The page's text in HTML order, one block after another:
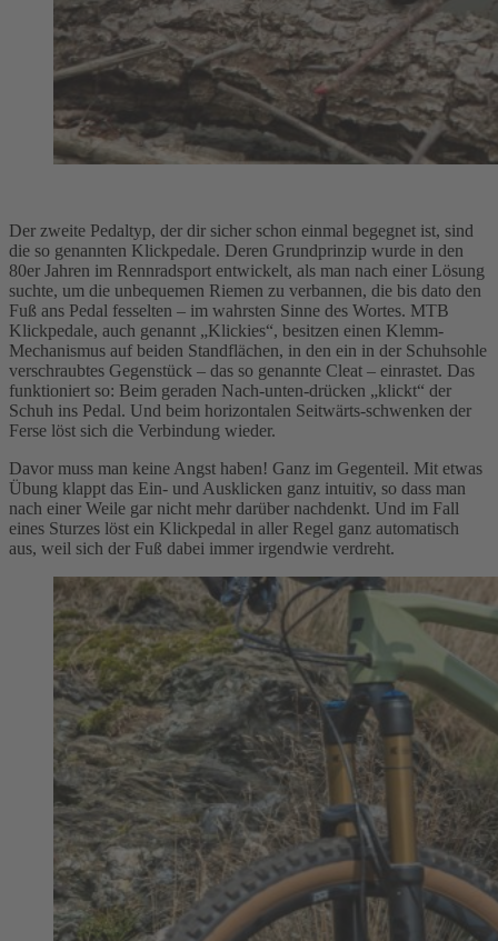
Der zweite Pedaltyp, der dir sicher schon einmal begegnet ist, sind
die so genannten Klickpedale. Deren Grundprinzip wurde in den
80er Jahren im Rennradsport entwickelt, als man nach einer Lösung
suchte, um die unbequemen Riemen zu verbannen, die bis dato den
Fuß ans Pedal fesselten – im wahrsten Sinne des Wortes. MTB
Klickpedale, auch genannt „Klickies“, besitzen einen Klemm-
Mechanismus auf beiden Standflächen, in den ein in der Schuhsohle
verschraubtes Gegenstück – das so genannte Cleat – einrastet. Das
funktioniert so: Beim geraden Nach-unten-drücken „klickt“ der
Schuh ins Pedal. Und beim horizontalen Seitwärts-schwenken der
Ferse löst sich die Verbindung wieder.
Davor muss man keine Angst haben! Ganz im Gegenteil. Mit etwas
Übung klappt das Ein- und Ausklicken ganz intuitiv, so dass man
nach einer Weile gar nicht mehr darüber nachdenkt. Und im Fall
eines Sturzes löst ein Klickpedal in aller Regel ganz automatisch
aus, weil sich der Fuß dabei immer irgendwie verdreht.